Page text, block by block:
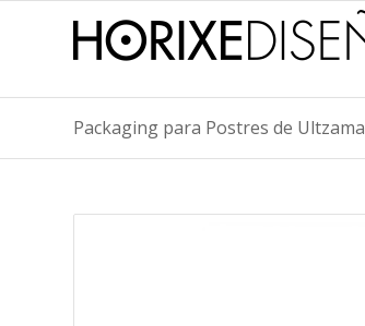
Packaging para Postres de Ultzama